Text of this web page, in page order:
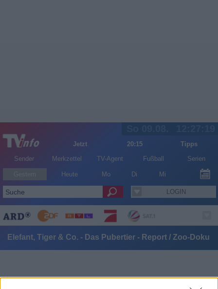
Jetzt 20:15
Tipps
Sender
Merkzettel TV-Agent Fußball Serien
Heute Mo Di Mi
LOGIN
Elefant, Tiger & Co. - Das Pubertier - Report / Zoo-Doku